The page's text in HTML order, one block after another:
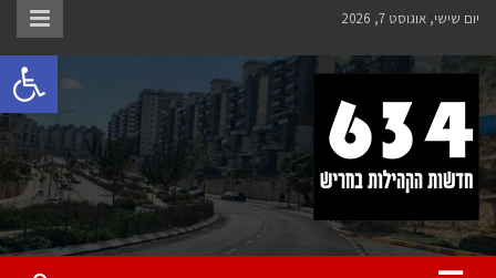
Skip
content
יום שישי, אוגוסט 7, 2026
חריש 634
חדשות הקהילות בחריש